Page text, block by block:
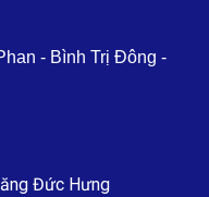
- Bình Trị Đông -
Đức Hưng